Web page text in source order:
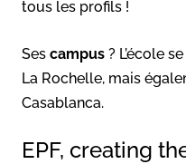
tous les profils !
Ses campus ? L’école
La Rochelle, mais
Casablanca.
EPF, creating